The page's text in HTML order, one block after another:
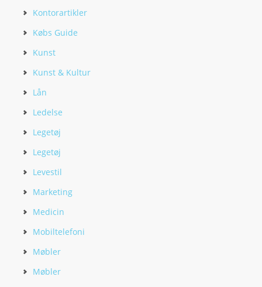
Kontorartikler
Købs Guide
Kunst
Kunst & Kultur
Lån
Ledelse
Legetøj
Legetøj
Levestil
Marketing
Medicin
Mobiltelefoni
Møbler
Møbler